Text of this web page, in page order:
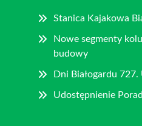
Stanica Kajakowa
Nowe segmenty
budowy
Dni Białogardu
Udostępnienie